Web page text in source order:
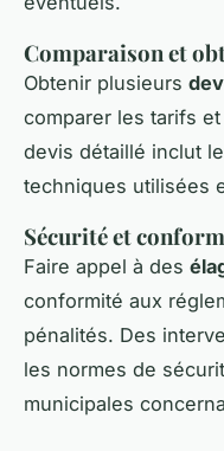
Comparaison et
Obtenir plusieurs
comparer les tarifs
devis détaillé inclut
techniques utilisées
Sécurité et
Faire appel à des
conformité aux
pénalités. Des
les normes de
municipales